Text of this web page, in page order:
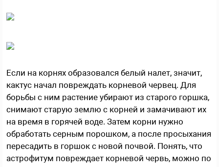
Если на корнях образовался белый налет, значит,
кактус начал повреждать корневой червец. Для
борьбы с ним растение убирают из старого горшка,
снимают старую землю с корней и замачивают их
на время в горячей воде. Затем корни нужно
обработать серным порошком, а после просыхания
пересадить в горшок с новой почвой. Понять, что
астрофитум повреждает корневой червь, можно по